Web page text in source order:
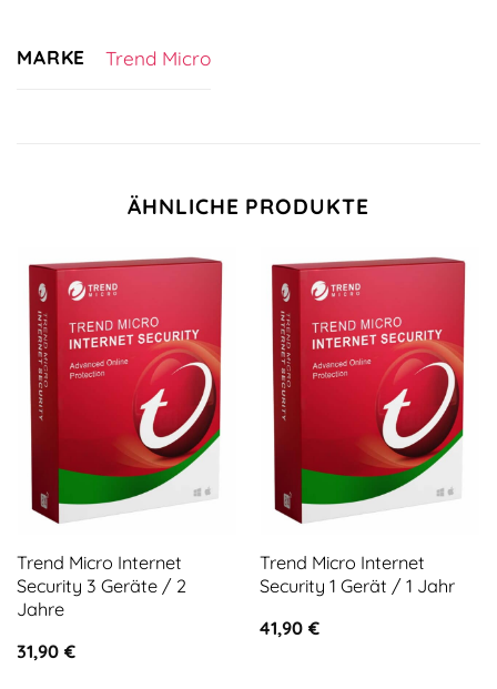
MARKE Trend Micro
ÄHNLICHE PRODUKTE
Trend Micro Internet
Security 3 Geräte / 2
Jahre
31,90 €
Trend Micro Internet
Security 1 Gerät / 1 Jahr
41,90 €